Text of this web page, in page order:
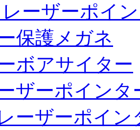
ーザーポイ
保護メガネ
ボアサイター
ザーポインタ
ーザーポイン